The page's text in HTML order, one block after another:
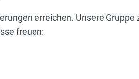
erreichen. Unsere Gruppe
freuen: